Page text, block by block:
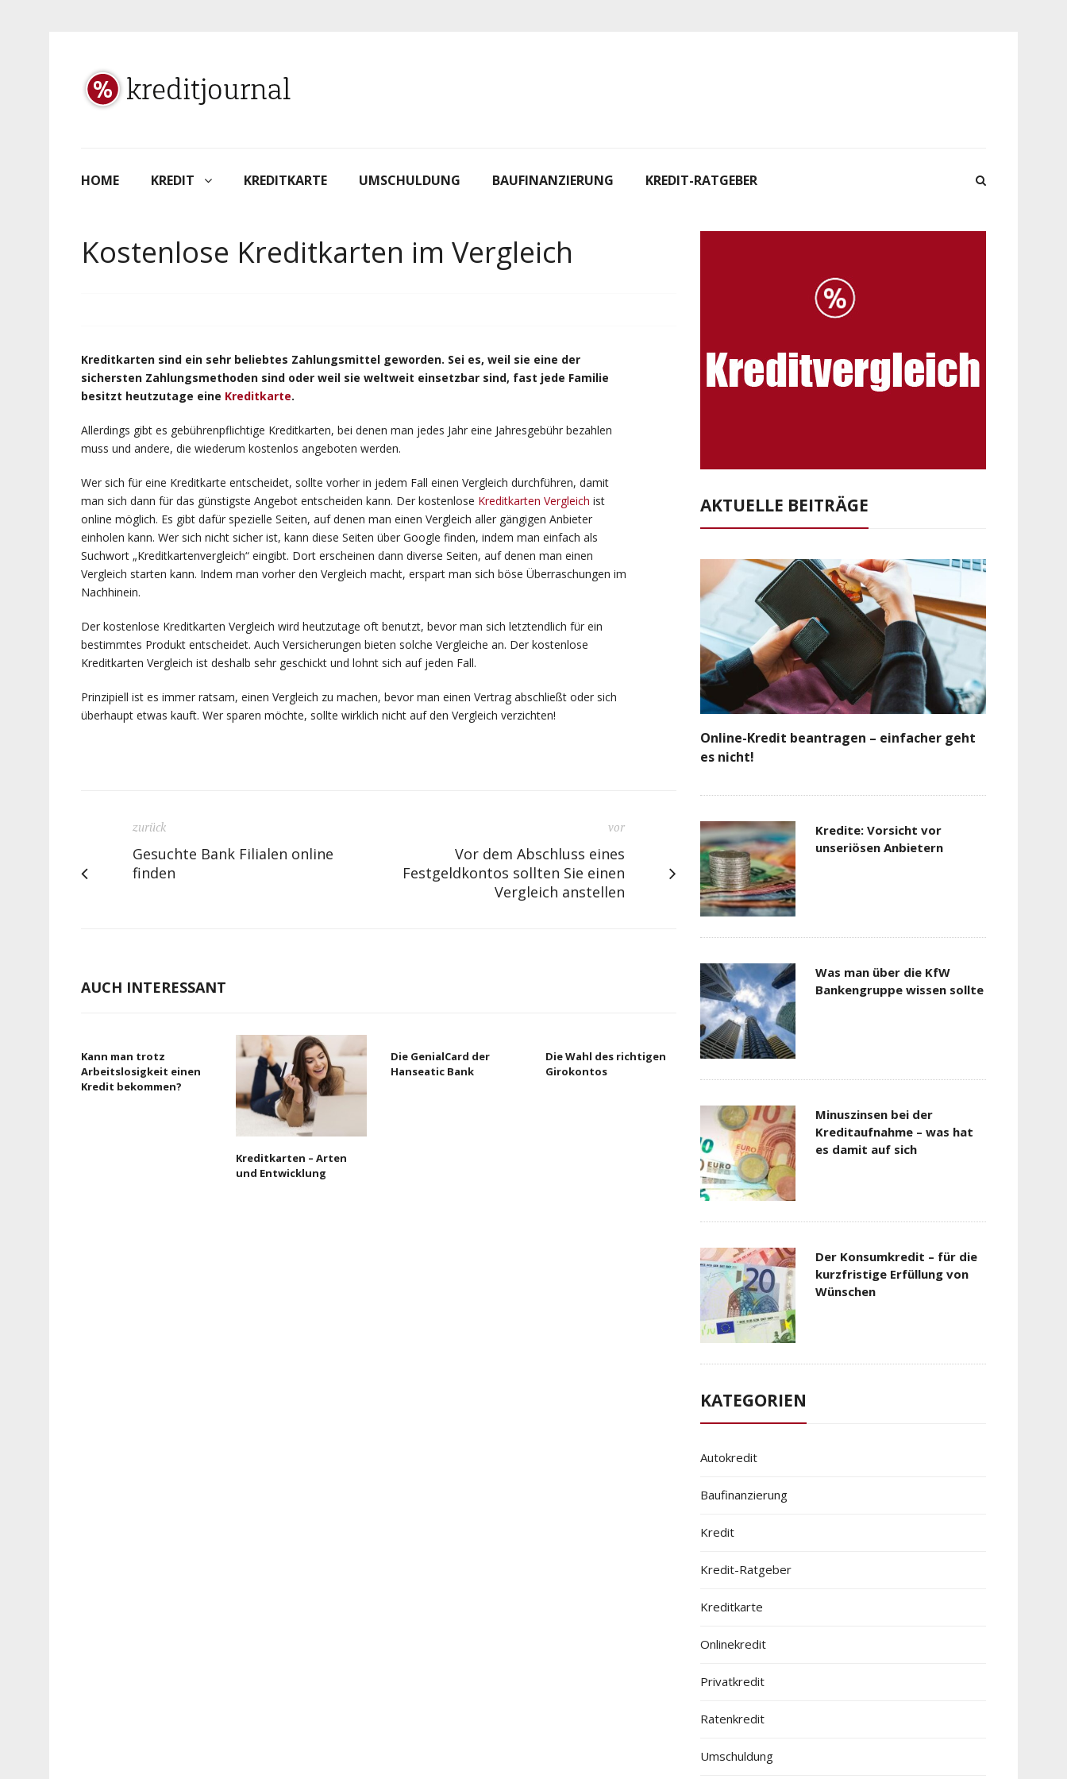
HOME KREDIT KREDITKARTE UMSCHULDUNG BAUFINANZIERUNG KREDIT-RATGEBER
Kostenlose Kreditkarten im Vergleich
Kreditkarten sind ein sehr beliebtes Zahlungsmittel geworden. Sei es, weil sie eine der
sichersten Zahlungsmethoden sind oder weil sie weltweit einsetzbar sind, fast jede Familie
besitzt heutzutage eine Kreditkarte.
Allerdings gibt es gebührenpflichtige Kreditkarten, bei denen man jedes Jahr eine Jahresgebühr bezahlen
muss und andere, die wiederum kostenlos angeboten werden.
Wer sich für eine Kreditkarte entscheidet, sollte vorher in jedem Fall einen Vergleich durchführen, damit
man sich dann für das günstigste Angebot entscheiden kann. Der kostenlose Kreditkarten Vergleich ist
online möglich. Es gibt dafür spezielle Seiten, auf denen man einen Vergleich aller gängigen Anbieter
einholen kann. Wer sich nicht sicher ist, kann diese Seiten über Google finden, indem man einfach als
Suchwort „Kreditkartenvergleich“ eingibt. Dort erscheinen dann diverse Seiten, auf denen man einen
Vergleich starten kann. Indem man vorher den Vergleich macht, erspart man sich böse Überraschungen im
Nachhinein.
Der kostenlose Kreditkarten Vergleich wird heutzutage oft benutzt, bevor man sich letztendlich für ein
bestimmtes Produkt entscheidet. Auch Versicherungen bieten solche Vergleiche an. Der kostenlose
Kreditkarten Vergleich ist deshalb sehr geschickt und lohnt sich auf jeden Fall.
Prinzipiell ist es immer ratsam, einen Vergleich zu machen, bevor man einen Vertrag abschließt oder sich
überhaupt etwas kauft. Wer sparen möchte, sollte wirklich nicht auf den Vergleich verzichten!
zurück
Gesuchte Bank Filialen online
finden
vor
Vor dem Abschluss eines
Festgeldkontos sollten Sie einen
Vergleich anstellen
AUCH INTERESSANT
Kann man trotz
Arbeitslosigkeit einen
Kredit bekommen?
Kreditkarten – Arten
und Entwicklung
Die GenialCard der
Hanseatic Bank
Die Wahl des richtigen
Girokontos
AKTUELLE BEITRÄGE
Online-Kredit beantragen – einfacher geht
es nicht!
Kredite: Vorsicht vor
unseriösen Anbietern
Was man über die KfW
Bankengruppe wissen sollte
Minuszinsen bei der
Kreditaufnahme – was hat
es damit auf sich
Der Konsumkredit – für die
kurzfristige Erfüllung von
Wünschen
KATEGORIEN
Autokredit
Baufinanzierung
Kredit
Kredit-Ratgeber
Kreditkarte
Onlinekredit
Privatkredit
Ratenkredit
Umschuldung